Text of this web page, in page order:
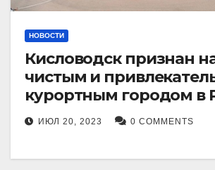
НОВОСТИ
Кисловодск признан
чистым и
курортным городом в
ИЮЛ 20, 2023 0 COMMENTS